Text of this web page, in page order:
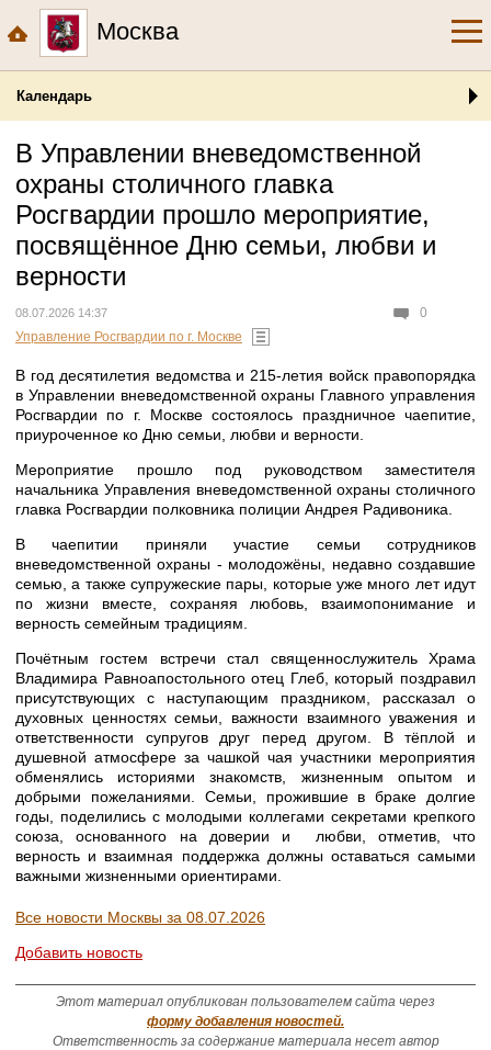
Москва
Календарь
В Управлении вневедомственной
охраны столичного главка
Росгвардии прошло мероприятие,
посвящённое Дню семьи, любви и
верности
0
08.07.2026 14:37
Управление Росгвардии по г. Москве
В год десятилетия ведомства и 215-летия войск правопорядка
в Управлении вневедомственной охраны Главного управления
Росгвардии по г. Москве состоялось праздничное чаепитие,
приуроченное ко Дню семьи, любви и верности.
Мероприятие прошло под руководством заместителя
начальника Управления вневедомственной охраны столичного
главка Росгвардии полковника полиции Андрея Радивоника.
В чаепитии приняли участие семьи сотрудников
вневедомственной охраны - молодожёны, недавно создавшие
семью, а также супружеские пары, которые уже много лет идут
по жизни вместе, сохраняя любовь, взаимопонимание и
верность семейным традициям.
Почётным гостем встречи стал священнослужитель Храма
Владимира Равноапостольного отец Глеб, который поздравил
присутствующих с наступающим праздником, рассказал о
духовных ценностях семьи, важности взаимного уважения и
ответственности супругов друг перед другом. В тёплой и
душевной атмосфере за чашкой чая участники мероприятия
обменялись историями знакомств, жизненным опытом и
добрыми пожеланиями. Семьи, прожившие в браке долгие
годы, поделились с молодыми коллегами секретами крепкого
союза, основанного на доверии и любви, отметив, что
верность и взаимная поддержка должны оставаться самыми
важными жизненными ориентирами.
Все новости Москвы за 08.07.2026
Добавить новость
Этот материал опубликован пользователем сайта через
форму добавления новостей.
Ответственность за содержание материала несет автор